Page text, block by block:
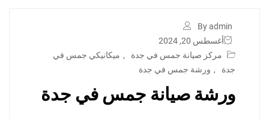
By admin
أغسطس 20, 2024
مركز صيانة جمس في جدة
, ميكانيكي جمس في
جدة
, ورشة جمس في جدة
ورشة صيانة جمس في جدة